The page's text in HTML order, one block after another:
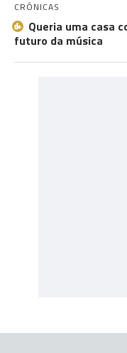
CRÓNICAS
Queria uma casa
futuro da música